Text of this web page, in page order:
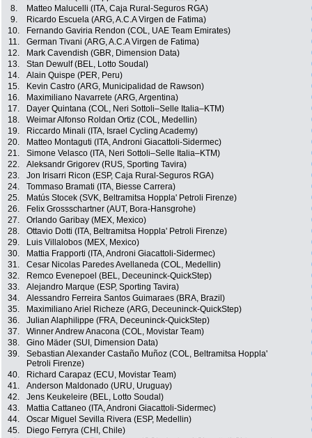
8.
Matteo Malucelli (ITA, Caja Rural-Seguros RGA)
9.
Ricardo Escuela (ARG, A.C.A Virgen de Fatima)
10.
Fernando Gaviria Rendon (COL, UAE Team Emirates)
11.
German Tivani (ARG, A.C.A Virgen de Fatima)
12.
Mark Cavendish (GBR, Dimension Data)
13.
Stan Dewulf (BEL, Lotto Soudal)
14.
Alain Quispe (PER, Peru)
15.
Kevin Castro (ARG, Municipalidad de Rawson)
16.
Maximiliano Navarrete (ARG, Argentina)
17.
Dayer Quintana (COL, Neri Sottoli–Selle Italia–KTM)
18.
Weimar Alfonso Roldan Ortiz (COL, Medellin)
19.
Riccardo Minali (ITA, Israel Cycling Academy)
20.
Matteo Montaguti (ITA, Androni Giacattoli-Sidermec)
21.
Simone Velasco (ITA, Neri Sottoli–Selle Italia–KTM)
22.
Aleksandr Grigorev (RUS, Sporting Tavira)
23.
Jon Irisarri Ricon (ESP, Caja Rural-Seguros RGA)
24.
Tommaso Bramati (ITA, Biesse Carrera)
25.
Matús Stocek (SVK, Beltramitsa Hoppla' Petroli Firenze)
26.
Felix Grossschartner (AUT, Bora-Hansgrohe)
27.
Orlando Garibay (MEX, Mexico)
28.
Ottavio Dotti (ITA, Beltramitsa Hoppla' Petroli Firenze)
29.
Luis Villalobos (MEX, Mexico)
30.
Mattia Frapporti (ITA, Androni Giacattoli-Sidermec)
31.
Cesar Nicolas Paredes Avellaneda (COL, Medellin)
32.
Remco Evenepoel (BEL, Deceuninck-QuickStep)
33.
Alejandro Marque (ESP, Sporting Tavira)
34.
Alessandro Ferreira Santos Guimaraes (BRA, Brazil)
35.
Maximiliano Ariel Richeze (ARG, Deceuninck-QuickStep)
36.
Julian Alaphilippe (FRA, Deceuninck-QuickStep)
37.
Winner Andrew Anacona (COL, Movistar Team)
38.
Gino Mäder (SUI, Dimension Data)
39.
Sebastian Alexander Castaño Muñoz (COL, Beltramitsa Hoppla'
Petroli Firenze)
40. Richard Carapaz (ECU, Movistar Team)
41.
Anderson Maldonado (URU, Uruguay)
42.
Jens Keukeleire (BEL, Lotto Soudal)
43.
Mattia Cattaneo (ITA, Androni Giacattoli-Sidermec)
44.
Oscar Miguel Sevilla Rivera (ESP, Medellin)
45.
Diego Ferryra (CHI, Chile)